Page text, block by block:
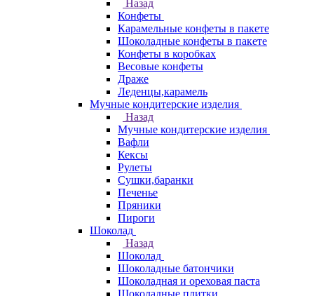
Назад
Конфеты
Карамельные конфеты в пакете
Шоколадные конфеты в пакете
Конфеты в коробках
Весовые конфеты
Драже
Леденцы,карамель
Мучные кондитерские изделия
Назад
Мучные кондитерские изделия
Вафли
Кексы
Рулеты
Сушки,баранки
Печенье
Пряники
Пироги
Шоколад
Назад
Шоколад
Шоколадные батончики
Шоколадная и ореховая паста
Шоколадные плитки